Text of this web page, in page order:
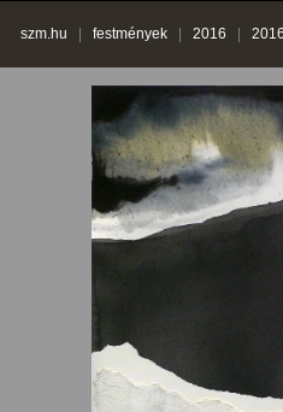
szm.hu festmények 2016